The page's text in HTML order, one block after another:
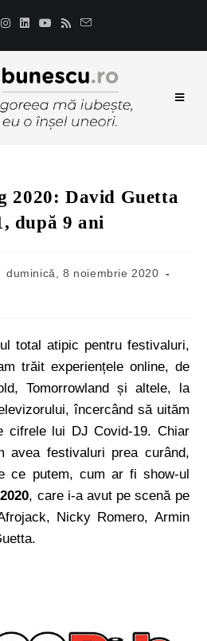
2020: David Guetta
după 9 ani
duminică, 8 noiembrie 2020
total atipic pentru festivaluri,
trăit experiențele online, de
Tomorrowland și altele, la
încercând să uităm
cifrele lui DJ Covid-19. Chiar
avea festivaluri prea curând,
ce putem, cum ar fi show-ul
, care i-a avut pe scenă pe
Nicky Romero, Armin